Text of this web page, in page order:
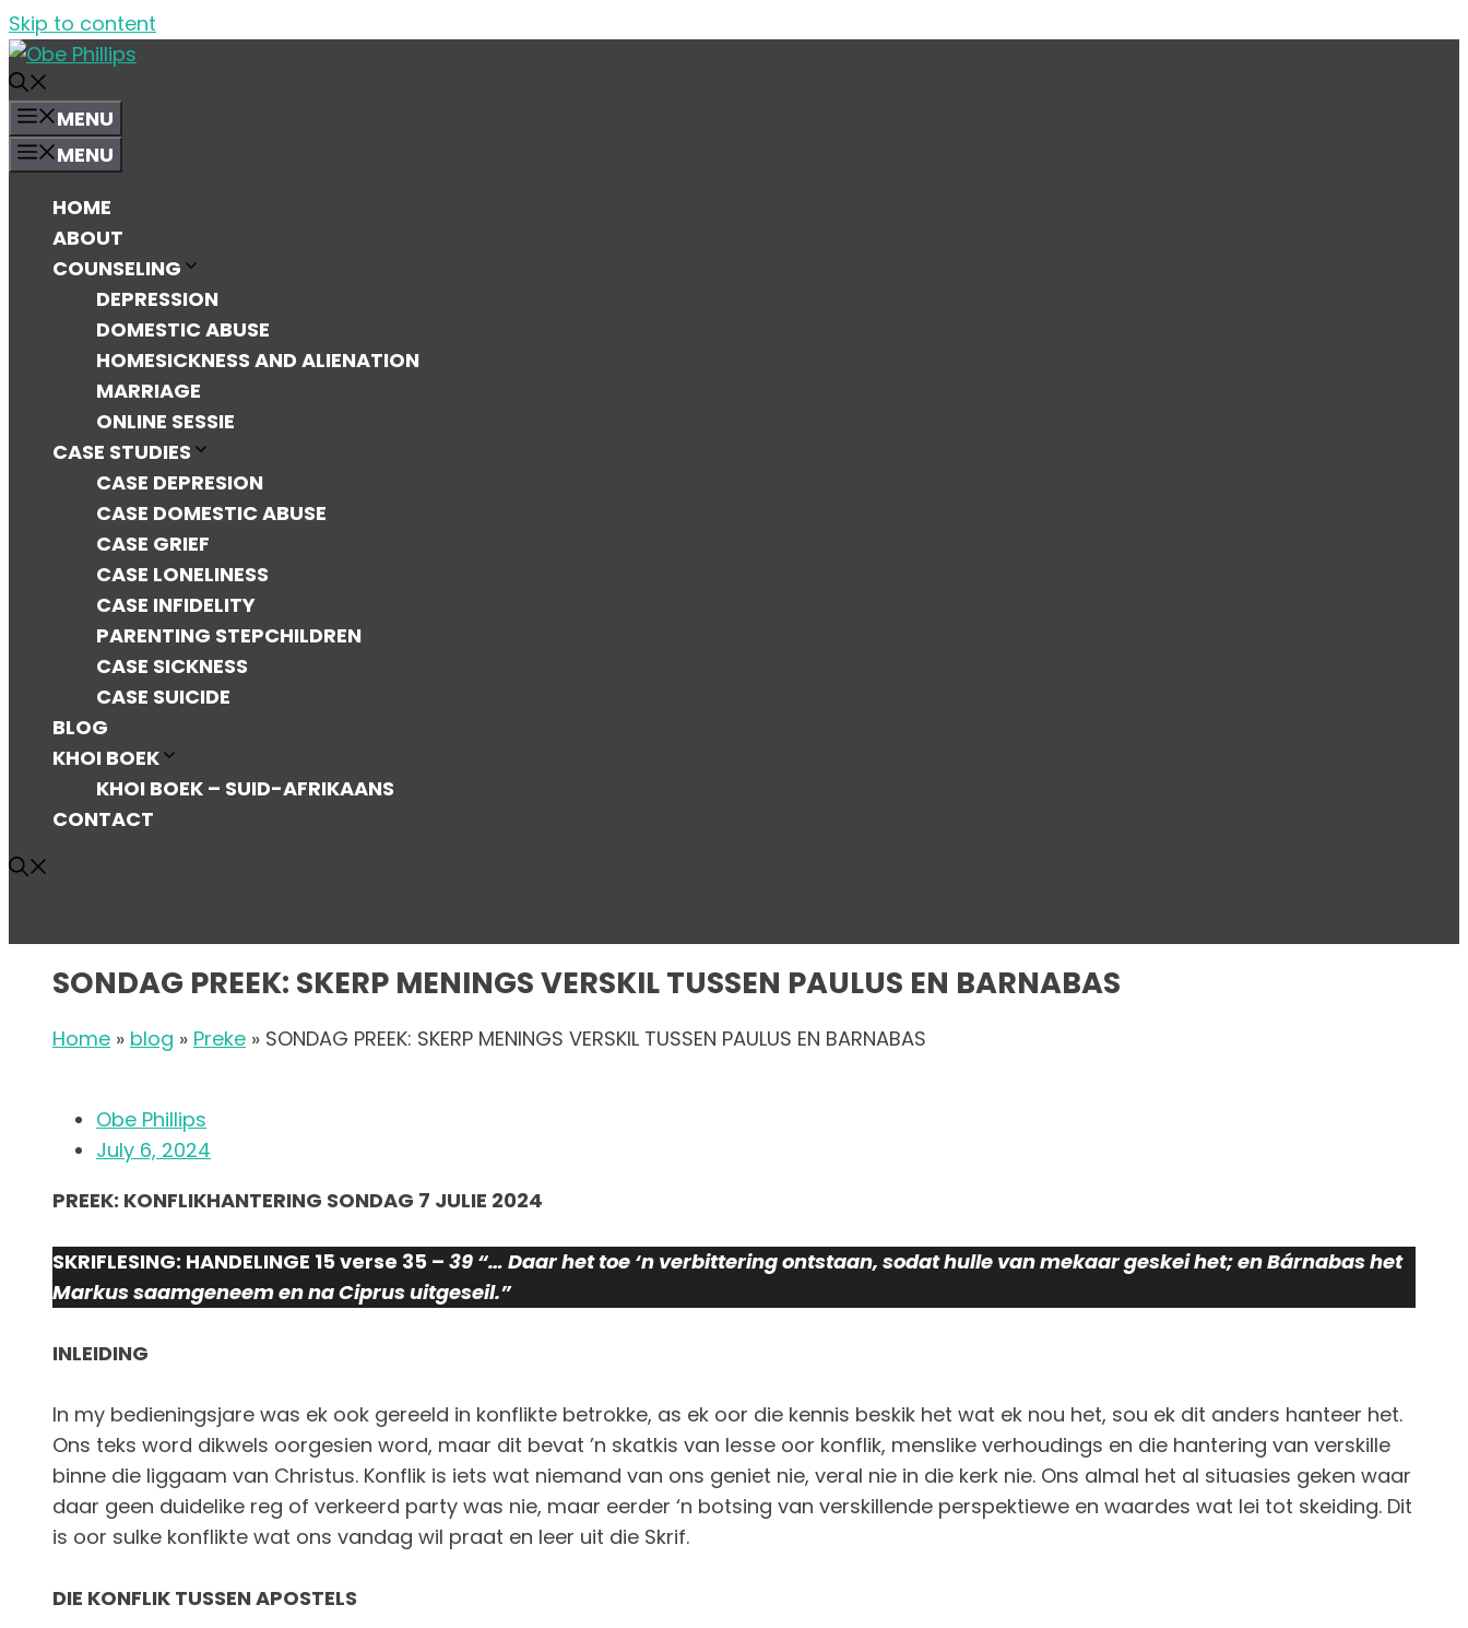
Skip to content
MENU
MENU
HOME
ABOUT
COUNSELING
DEPRESSION
DOMESTIC ABUSE
HOMESICKNESS AND ALIENATION
MARRIAGE
ONLINE SESSIE
CASE STUDIES
CASE DEPRESION
CASE DOMESTIC ABUSE
CASE GRIEF
CASE LONELINESS
CASE INFIDELITY
PARENTING STEPCHILDREN
CASE SICKNESS
CASE SUICIDE
BLOG
KHOI BOEK
KHOI BOEK – SUID-AFRIKAANS
CONTACT
SONDAG PREEK: SKERP MENINGS VERSKIL TUSSEN PAULUS EN BARNABAS
Home » blog » Preke » SONDAG PREEK: SKERP MENINGS VERSKIL TUSSEN PAULUS EN BARNABAS
Obe Phillips
July 6, 2024
PREEK: KONFLIKHANTERING SONDAG 7 JULIE 2024
SKRIFLESING: HANDELINGE 15 verse 35 – 39 “… Daar het toe ‘n verbittering ontstaan, sodat hulle van mekaar geskei het; en Bárnabas het
Markus saamgeneem en na Ciprus uitgeseil.”
INLEIDING
In my bedieningsjare was ek ook gereeld in konflikte betrokke, as ek oor die kennis beskik het wat ek nou het, sou ek dit anders hanteer het.
Ons teks word dikwels oorgesien word, maar dit bevat ’n skatkis van lesse oor konflik, menslike verhoudings en die hantering van verskille
binne die liggaam van Christus. Konflik is iets wat niemand van ons geniet nie, veral nie in die kerk nie. Ons almal het al situasies geken waar
daar geen duidelike reg of verkeerd party was nie, maar eerder ‘n botsing van verskillende perspektiewe en waardes wat lei tot skeiding. Dit
is oor sulke konflikte wat ons vandag wil praat en leer uit die Skrif.
DIE KONFLIK TUSSEN APOSTELS